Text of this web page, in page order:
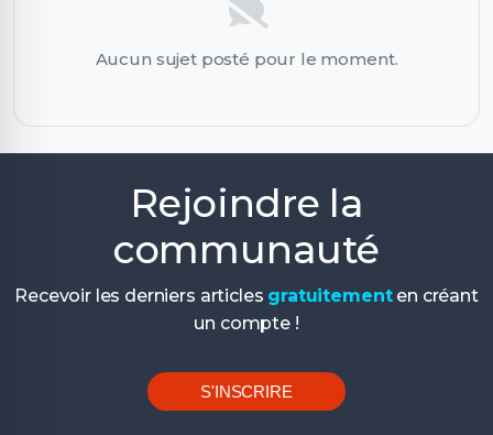
Aucun sujet posté pour le moment.
Rejoindre la
communauté
Recevoir les derniers articles gratuitementen créant
un compte !
S'INSCRIRE